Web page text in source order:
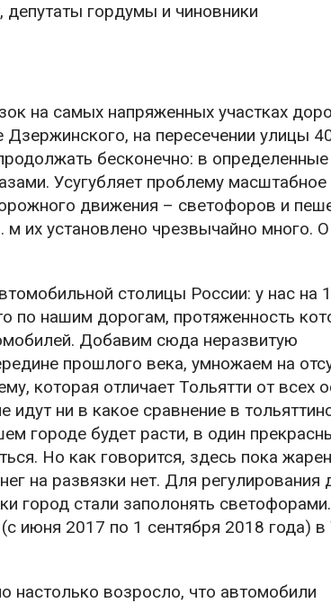
гордумы и чиновники
на самых напряженных участках
на пересечении улицы
бесконечно: в
Усугубляет проблему масштабное
движения – светофоров и
их установлено чрезвычайно много. О
столицы России: у нас на
по нашим дорогам, протяженность
Добавим сюда неразвитую
прошлого века, умножаем на
которая отличает Тольятти от всех
ни в какое сравнение в
городе будет расти, в один
Но как говорится, здесь пока
на развязки нет. Для регулирования
город стали заполонять
июня 2017 по 1 сентября 2018 года) в
настолько возросло, что автомобили